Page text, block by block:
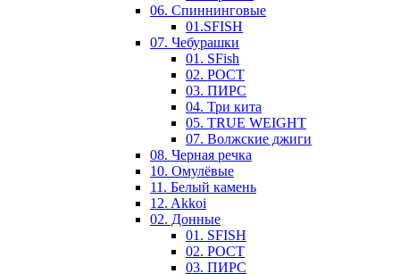
06. Спиннинговые
01.SFISH
07. Чебурашки
01. SFish
02. РОСТ
03. ПИРС
04. Три кита
05. TRUE WEIGHT
07. Волжские джиги
08. Черная речка
10. Омулёвые
11. Белый камень
12. Akkoi
02. Донные
01. SFISH
02. РОСТ
03. ПИРС